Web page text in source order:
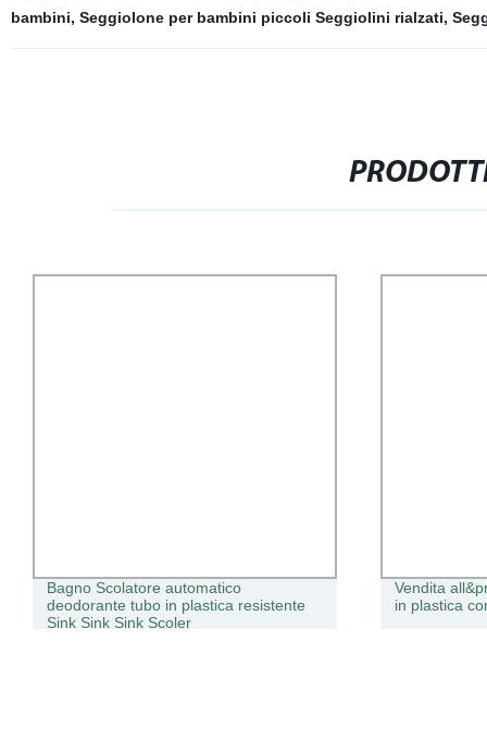
bambini, Seggiolone per bambini piccoli Seggiolini rialzati,
Bagno Scolatore automatico
deodorante tubo in plastica resistente
Sink Sink Sink Scoler
Vendita
in plastica